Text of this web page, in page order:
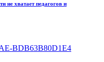
не хватает педагогов и